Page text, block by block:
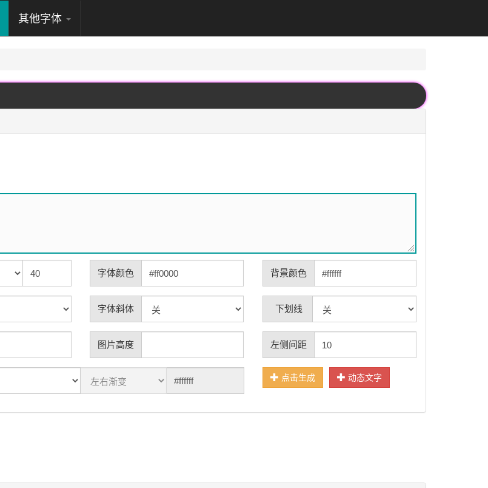
其他字体
字体颜色 背景颜色
字体斜体 下划线
图片高度 左侧间距
点击生成 动态文字